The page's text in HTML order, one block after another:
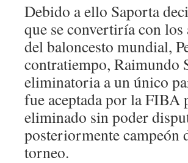
Debido a ello Saporta
que se convertiría con
del baloncesto mundial,
contratiempo, Raimundo
eliminatoria a un único
fue aceptada por la FIBA
eliminado sin poder
posteriormente campeón
torneo.